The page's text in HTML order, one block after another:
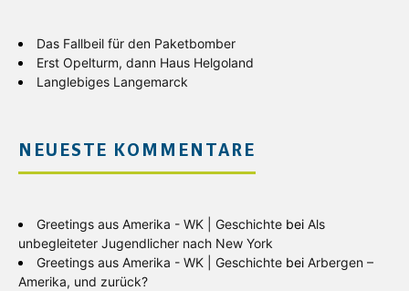
Das Fallbeil für den Paketbomber
Erst Opelturm, dann Haus Helgoland
Langlebiges Langemarck
NEUESTE KOMMENTARE
Greetings aus Amerika - WK | Geschichte bei Als
unbegleiteter Jugendlicher nach New York
Greetings aus Amerika - WK | Geschichte bei Arbergen –
Amerika, und zurück?